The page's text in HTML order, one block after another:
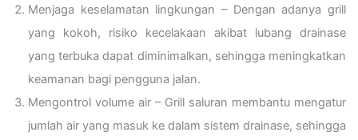
Menjaga keselamatan lingkungan – Dengan adanya grill
yang kokoh, risiko kecelakaan akibat lubang drainase
yang terbuka dapat diminimalkan, sehingga meningkatkan
keamanan bagi pengguna jalan.
Mengontrol volume air – Grill saluran membantu mengatur
jumlah air yang masuk ke dalam sistem drainase, sehingga